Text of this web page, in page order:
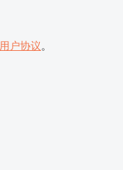
用户协议。